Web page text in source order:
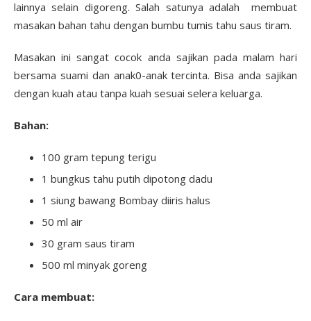
lainnya selain digoreng. Salah satunya adalah membuat
masakan bahan tahu dengan bumbu tumis tahu saus tiram.
Masakan ini sangat cocok anda sajikan pada malam hari
bersama suami dan anak0-anak tercinta. Bisa anda sajikan
dengan kuah atau tanpa kuah sesuai selera keluarga.
Bahan:
100 gram tepung terigu
1 bungkus tahu putih dipotong dadu
1 siung bawang Bombay diiris halus
50 ml air
30 gram saus tiram
500 ml minyak goreng
Cara membuat: